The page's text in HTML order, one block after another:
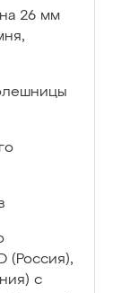
26 мм
(Россия),
с